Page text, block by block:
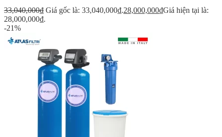
33,040,000₫ Giá gốc là: 33,040,000₫.28,000,000₫Giá hiện tại là:
28,000,000₫.
-21%